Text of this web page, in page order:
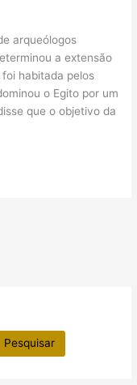
arqueólogos
a extensão
habitada pelos
o Egito por um
que o objetivo da
Pesquisar